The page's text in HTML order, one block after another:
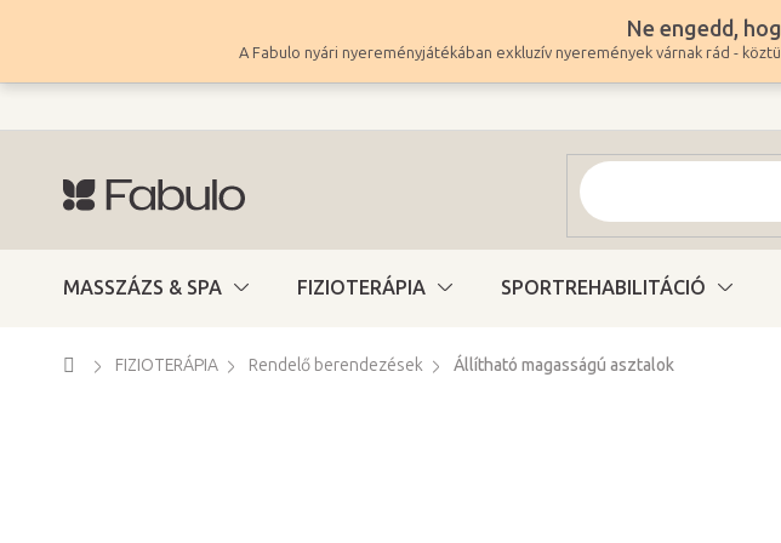
tartalomhoz
Ne engedd,
A Fabulo nyári nyereményjátékában exkluzív nyeremények várnak rád -
MASSZÁZS & SPA FIZIOTERÁPIA SPORTREHABILITÁCIÓ
Kezdőlap
FIZIOTERÁPIA Rendelő berendezések Állítható magasságú asztalok